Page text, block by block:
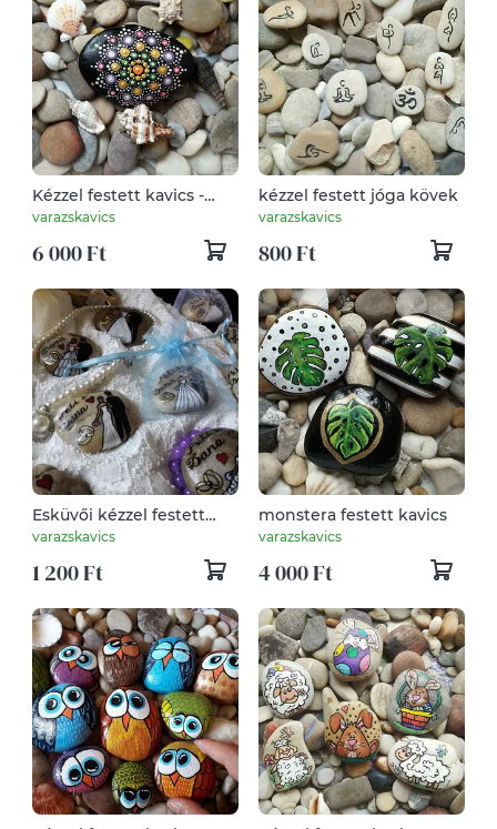
Kézzel festett kavics -
mandala
varazskavics
6 000 Ft
kézzel festett jóga kövek
varazskavics
800 Ft
Esküvői kézzel festett
kavics
varazskavics
1 200 Ft
monstera festett kavics
varazskavics
4 000 Ft